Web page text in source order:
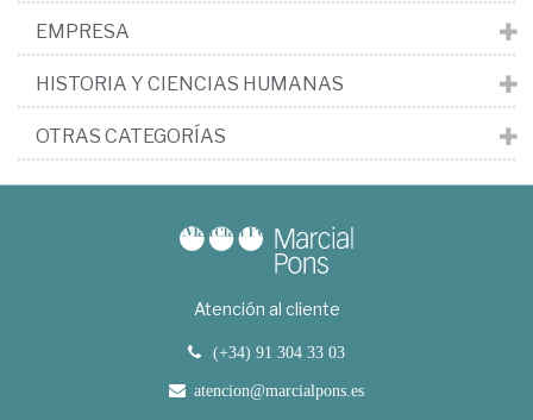
EMPRESA
HISTORIA Y CIENCIAS HUMANAS
OTRAS CATEGORÍAS
Atención al cliente
(+34) 91 304 33 03
atencion@marcialpons.es